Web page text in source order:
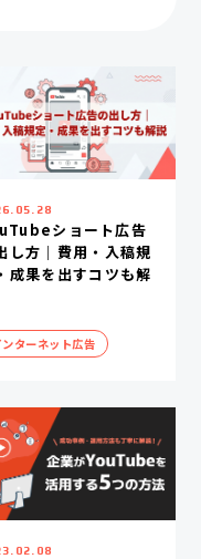
ショート広告
し方｜費用・入稿規
成果を出すコツも解
ンターネット広告